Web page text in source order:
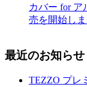
カバー for
売を開始し
最近のお知らせ
TEZZO プレ